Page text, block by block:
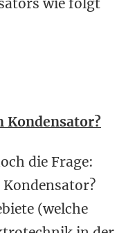
wie folgt
Kondensator?
die Frage:
(welche